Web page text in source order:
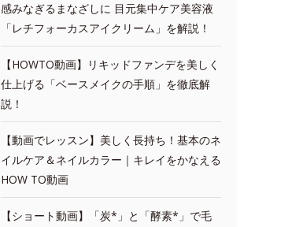
感みなぎるまなざしに 目元集中ケア美容液
「レチフォーカスアイクリーム」を解説！
【HOWTO動画】リキッドファンデを美しく
仕上げる「ベースメイクの手順」を徹底解
説！
【動画でレッスン】美しく長持ち！基本のネ
イルケア＆ネイルカラー｜キレイをかなえる
HOW TO動画
【ショート動画】「炭*」と「酵素*」で毛